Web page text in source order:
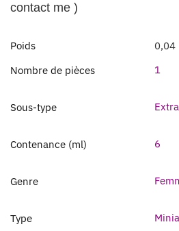
contact me )
Poids
0,04
Nombre de pièces
1
Sous-type
Contenance (ml) 6
Genre
Type